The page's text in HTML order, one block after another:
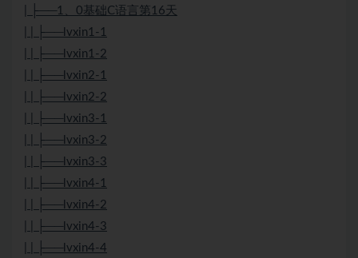
| ├──1、0基础C语言第16天
| | ├──lvxin1-1
| | ├──lvxin1-2
| | ├──lvxin2-1
| | ├──lvxin2-2
| | ├──lvxin3-1
| | ├──lvxin3-2
| | ├──lvxin3-3
| | ├──lvxin4-1
| | ├──lvxin4-2
| | ├──lvxin4-3
| | ├──lvxin4-4